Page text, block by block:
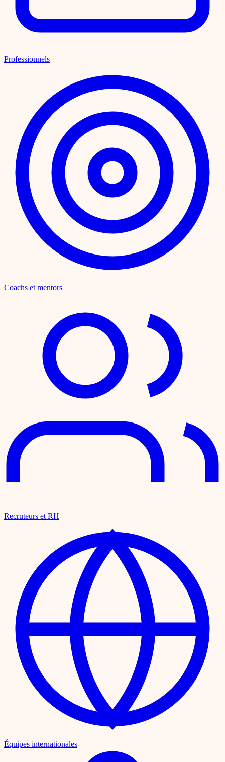
Professionnels
Coachs et mentors
Recruteurs et RH
Équipes internationales